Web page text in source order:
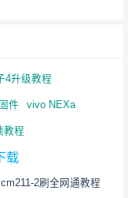
4升级教程
件 vivo NEXa
教程
载
2刷全网通教程